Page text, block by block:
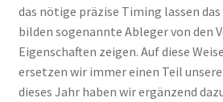
das nötige präzise Timing lassen
bilden sogenannte Ableger von den
Eigenschaften zeigen. Auf diese
ersetzen wir immer einen Teil
dieses Jahr haben wir ergänzend